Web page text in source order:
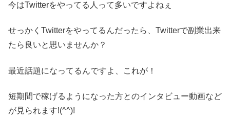
今はTwitterをやってる人って多いですよねぇ
せっかくTwitterをやってるんだったら、Twitterで副業出来
たら良いと思いませんか？
最近話題になってるんですよ、これが！
短期間で稼げるようになった方とのインタビュー動画など
が見られます!(^^)!